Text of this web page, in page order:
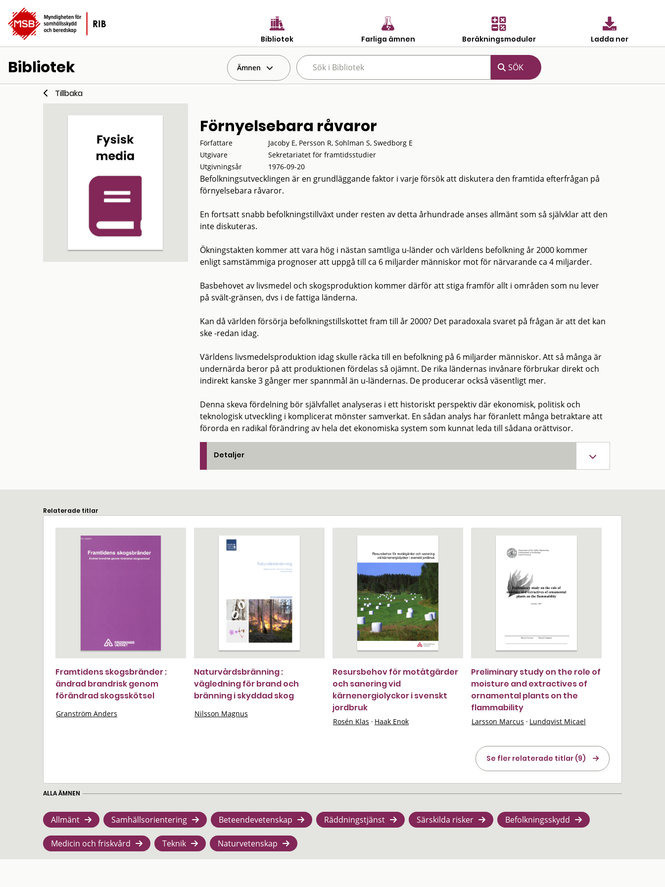
Bibliotek Farliga ämnen Beräkningsmoduler Ladda ner
Bibliotek Ämnen
Tillbaka
Förnyelsebara råvaror
Författare
Jacoby E, Persson R, Sohlman S, Swedborg E
Utgivare
Sekretariatet för framtidsstudier
Utgivningsår
1976-09-20
Befolkningsutvecklingen är en grundläggande faktor i varje försök att diskutera den framtida efterfrågan på
förnyelsebara råvaror.
En fortsatt snabb befolkningstillväxt under resten av detta århundrade anses allmänt som så självklar att den
inte diskuteras.
Ökningstakten kommer att vara hög i nästan samtliga u-länder och världens befolkning år 2000 kommer
enligt samstämmiga prognoser att uppgå till ca 6 miljarder människor mot för närvarande ca 4 miljarder.
Basbehovet av livsmedel och skogsproduktion kommer därför att stiga framför allt i områden som nu lever
på svält-gränsen, dvs i de fattiga länderna.
Kan då världen försörja befolkningstillskottet fram till år 2000? Det paradoxala svaret på frågan är att det kan
ske -redan idag.
Världens livsmedelsproduktion idag skulle räcka till en befolkning på 6 miljarder människor. Att så många är
undernärda beror på att produktionen fördelas så ojämnt. De rika ländernas invånare förbrukar direkt och
indirekt kanske 3 gånger mer spannmål än u-ländernas. De producerar också väsentligt mer.
Denna skeva fördelning bör självfallet analyseras i ett historiskt perspektiv där ekonomisk, politisk och
teknologisk utveckling i komplicerat mönster samverkat. En sådan analys har föranlett många betraktare att
förorda en radikal förändring av hela det ekonomiska system som kunnat leda till sådana orättvisor.
Detaljer
Relaterade titlar
Framtidens skogsbränder :
ändrad brandrisk genom
förändrad skogsskötsel
Granström Anders
Naturvårdsbränning :
vägledning för brand och
bränning i skyddad skog
Nilsson Magnus
Resursbehov för motåtgärder
och sanering vid
kärnenergiolyckor i svenskt
jordbruk
Rosén Klas · Haak Enok
Preliminary study on the role of
moisture and extractives of
ornamental plants on the
flammability
Larsson Marcus · Lundqvist Micael
Se fler relaterade titlar (9)
ALLA ÄMNEN
Allmänt Samhällsorientering Beteendevetenskap Räddningstjänst Särskilda risker Befolkningsskydd
Medicin och friskvård Teknik Naturvetenskap